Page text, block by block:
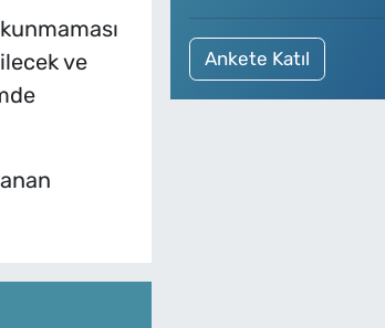
ve
Ankete Katıl